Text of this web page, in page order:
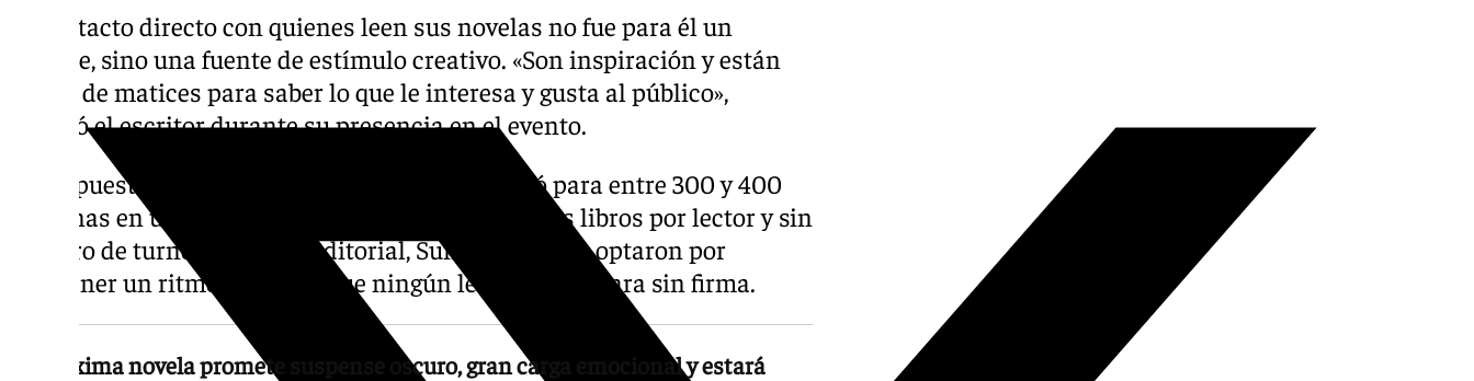
El contacto directo con quienes leen sus novelas no fue para él un
trámite, sino una fuente de estímulo creativo. «Son inspiración y están
llenos de matices para saber lo que le interesa y gusta al público»,
explicó el escritor durante su presencia en el evento.
La respuesta de sus seguidores lo respaldó: firmó para entre 300 y 400
personas en una sola mañana, con un límite de dos libros por lector y sin
número de turno. Desde su editorial, Suma de Letras, optaron por
mantener un ritmo ágil para que ningún lector se quedara sin firma.
Su próxima novela promete suspense oscuro, gran carga emocional y estará